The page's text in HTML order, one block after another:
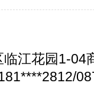
江花园1-04